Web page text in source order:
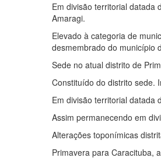
Em divisão territorial datada
Amaragi.
Elevado à categoria de
desmembrado do município
Sede no atual distrito de
Constituído do distrito sede.
Em divisão territorial datada
Assim permanecendo em
Alterações toponímicas
Primavera para Caracituba,